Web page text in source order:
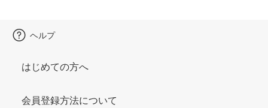
ヘルプ
はじめての方へ
会員登録方法について